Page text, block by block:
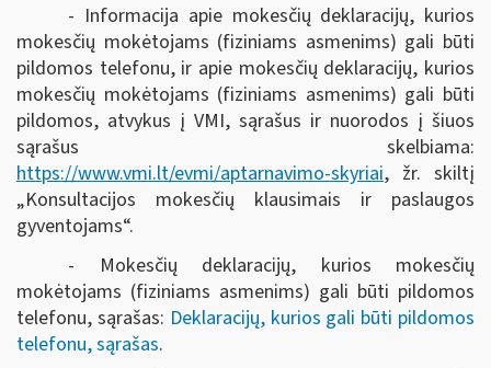
- Informacija apie mokesčių deklaracijų, kurios
mokesčių mokėtojams (fiziniams asmenims) gali būti
pildomos telefonu, ir apie mokesčių deklaracijų, kurios
mokesčių mokėtojams (fiziniams asmenims) gali būti
pildomos, atvykus į VMI, sąrašus ir nuorodos į šiuos
sąrašus skelbiama:
https://www.vmi.lt/evmi/aptarnavimo-skyriai, žr. skiltį
„Konsultacijos mokesčių klausimais ir paslaugos
gyventojams“.
- Mokesčių deklaracijų, kurios mokesčių
mokėtojams (fiziniams asmenims) gali būti pildomos
telefonu, sąrašas: Deklaracijų, kurios gali būti pildomos
telefonu, sąrašas.